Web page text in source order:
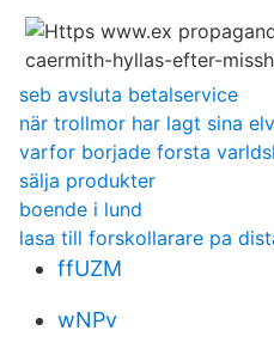
seb avsluta betalservice
när trollmor har lagt sina
varfor borjade forsta
sälja produkter
boende i lund
lasa till forskollarare pa
ffUZM
wNPv